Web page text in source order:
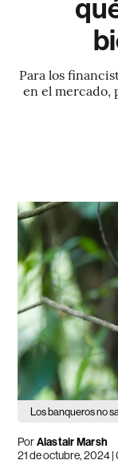
Para los
en el mercado,
Los banqueros no
PorAlastair Marsh
21 de octubre, 2024